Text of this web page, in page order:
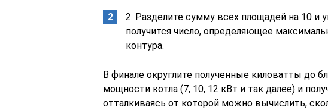
2. Разделите сумму всех площадей на 10 и
получится число, определяющее
контура.
В финале округлите полученные киловатты до
мощности котла (7, 10, 12 кВт и так далее) и
отталкиваясь от которой можно вычислить,